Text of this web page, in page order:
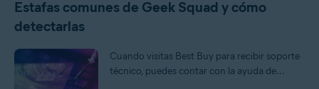
Estafas comunes de Geek Squad y cómo
detectarlas
Cuando visitas Best Buy para recibir soporte
técnico, puedes contar con la ayuda de...